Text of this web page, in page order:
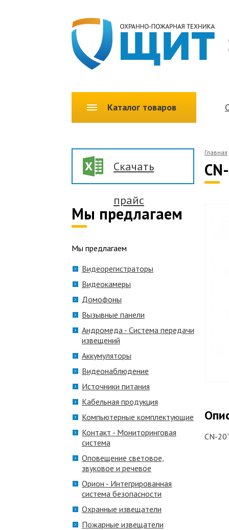
Каталог товаров
Главная
CN-
Скачать
прайс
Мы предлагаем
Мы предлагаем
Видеорегистраторы
Видеокамеры
Домофоны
Вызывные панели
Андромеда - Система передачи
извещений
Аккумуляторы
Видеонаблюдение
Источники питания
Кабельная продукция
Компьютерные комплектующие
Контакт - Мониторинговая
система
Оповещение световое,
звуковое и речевое
Орион - Интегрированная
система безопасности
Охранные извещатели
Пожарные извещатели